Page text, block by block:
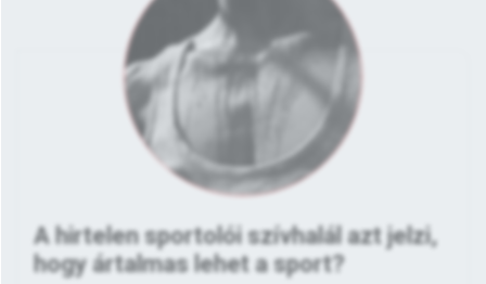
A hirtelen sportolói szívhalál azt jelzi,
hogy ártalmas lehet a sport?